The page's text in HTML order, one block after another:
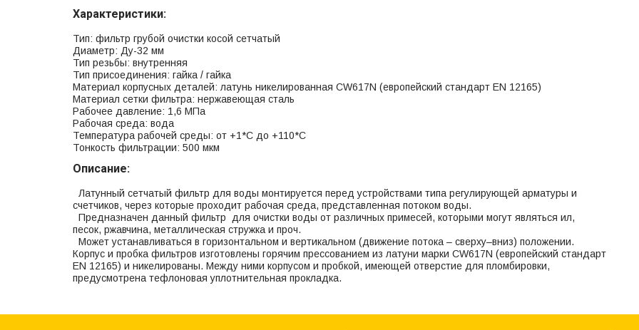
Характеристики:
Тип: фильтр грубой очистки косой сетчатый
Диаметр: Ду-32 мм
Тип резьбы: внутренняя
Тип присоединения: гайка / гайка
Материал корпусных деталей: латунь никелированная CW617N (европейский стандарт EN 12165)
Материал сетки фильтра: нержавеющая сталь
Рабочее давление: 1,6 МПа
Рабочая среда: вода
Температура рабочей среды: от +1*С до +110*С
Тонкость фильтрации: 500 мкм
Описание:
Латунный сетчатый фильтр для воды монтируется перед устройствами типа регулирующей арматуры и
счетчиков, через которые проходит рабочая среда, представленная потоком воды.
Предназначен данный фильтр для очистки воды от различных примесей, которыми могут являться ил,
песок, ржавчина, металлическая стружка и проч.
Может устанавливаться в горизонтальном и вертикальном (движение потока – сверху–вниз) положении.
Корпус и пробка фильтров изготовлены горячим прессованием из латуни марки CW617N (европейский стандарт
EN 12165) и никелированы. Между ними корпусом и пробкой, имеющей отверстие для пломбировки,
предусмотрена тефлоновая уплотнительная прокладка.